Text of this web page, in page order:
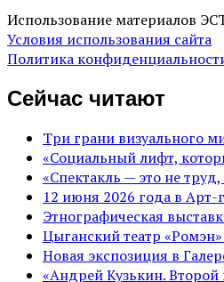
Использование материалов
Условия использования сайта
Политика
Сейчас читают
Три грани визуального
«Социальный лифт,
«Спектакль — это не
12 июня 2026 года в Арт-
Этнографическая
Цыганский театр
Новая экспозиция в
«Андрей Кузькин. Второй